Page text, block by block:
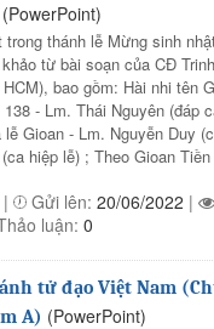
(PowerPoint)
trong thánh lễ Mừng sinh
từ bài soạn của CĐ
bao gồm: Hài nhi tên
- Lm. Thái Nguyên (đáp
Gioan - Lm. Nguyễn Duy
hiệp lễ) ; Theo Gioan
| Gửi lên: 20/06/2022 |
luận: 0
tử đạo Việt Nam
A) (PowerPoint)